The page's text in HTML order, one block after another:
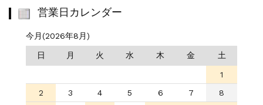
営業日カレンダー
今月(2026年8月)
日 月 火 水 木 金 土
1
2
3 4 5 6 7
8